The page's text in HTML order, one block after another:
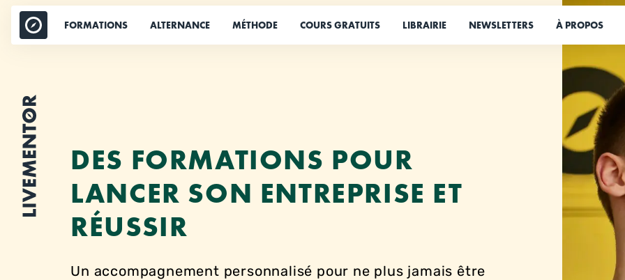
Aller
contenu
FORMATIONS ALTERNANCE MÉTHODE COURS GRATUITS LIBRAIRIE NEWSLETTERS À PROPOS
DES FORMATIONS POUR
LANCER SON ENTREPRISE ET
RÉUSSIR
Un accompagnement personnalisé pour ne plus jamais être